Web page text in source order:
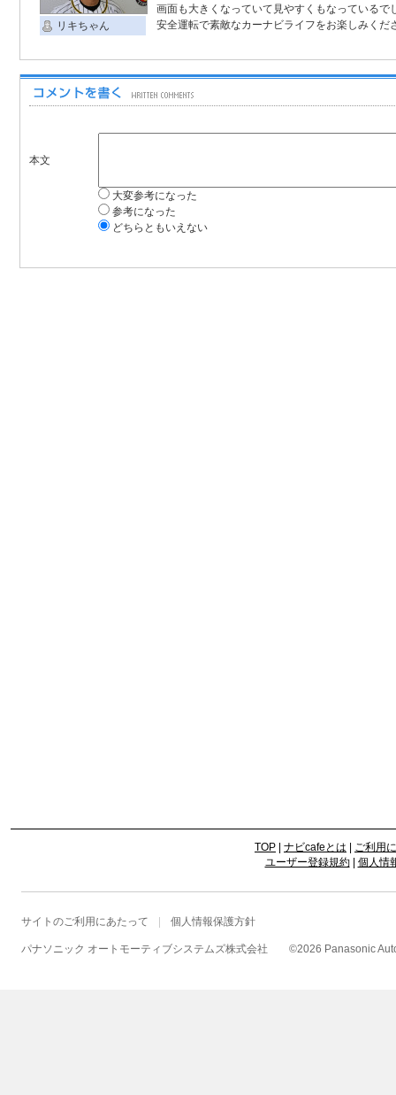
リキちゃん
画面も大きくなっていて見やすくもなっているで
安全運転で素敵なカーナビライフをお楽しみくだ
本文
大変参考になった
参考になった
どちらともいえない
TOP ナビcafeとは
ご利用
ユーザー登録規約| 個人情
サイトのご利用にあたって 個人情報保護方針
パナソニック オートモーティブシステムズ株式会社 ©2026 Panasonic